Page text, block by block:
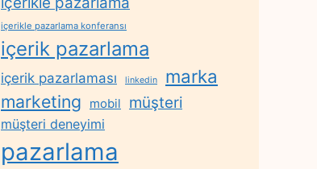
içerikle pazarlama konferansı
içerik pazarlama
içerik pazarlaması linkedin marka
marketing mobil müşteri
müşteri deneyimi
pazarlama